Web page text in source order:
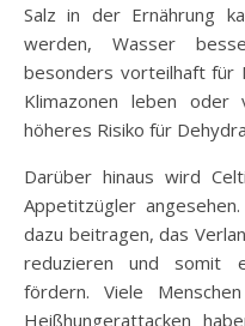
Salz in der Ernährung
werden, Wasser
besonders vorteilhaft für
Klimazonen leben
höheres Risiko für
Darüber hinaus wird
Appetitzügler
dazu beitragen, das
reduzieren und somit
fördern. Viele
Heißhungerattacken